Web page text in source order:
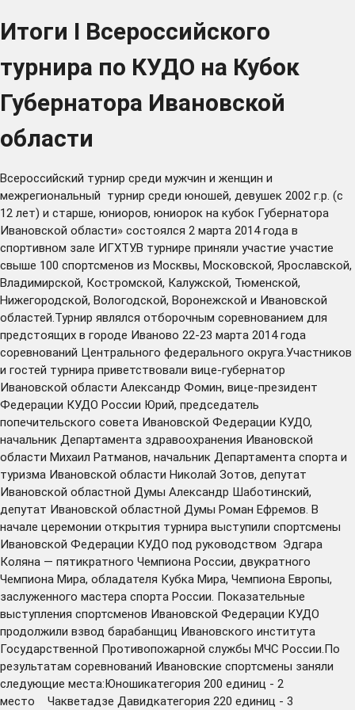
Итоги I Всероссийского
турнира по КУДО на Кубок
Губернатора Ивановской
области
Всероссийский турнир среди мужчин и женщин и
межрегиональный турнир среди юношей, девушек 2002 г.р. (с
12 лет) и старше, юниоров, юниорок на кубок Губернатора
Ивановской области» состоялся 2 марта 2014 года в
спортивном зале ИГХТУ.В турнире приняли участие участие
свыше 100 спортсменов из Москвы, Московской, Ярославской,
Владимирской, Костромской, Калужской, Тюменской,
Нижегородской, Вологодской, Воронежской и Ивановской
областей.Турнир являлся отборочным соревнованием для
предстоящих в городе Иваново 22-23 марта 2014 года
соревнований Центрального федерального округа.Участников
и гостей турнира приветствовали вице-губернатор
Ивановской области Александр Фомин, вице-президент
Федерации КУДО России Юрий, председатель
попечительского совета Ивановской Федерации КУДО,
начальник Департамента здравоохранения Ивановской
области Михаил Ратманов, начальник Департамента спорта и
туризма Ивановской области Николай Зотов, депутат
Ивановской областной Думы Александр Шаботинский,
депутат Ивановской областной Думы Роман Ефремов. В
начале церемонии открытия турнира выступили спортсмены
Ивановской Федерации КУДО под руководством Эдгара
Коляна — пятикратного Чемпиона России, двукратного
Чемпиона Мира, обладателя Кубка Мира, Чемпиона Европы,
заслуженного мастера спорта России. Показательные
выступления спортсменов Ивановской Федерации КУДО
продолжили взвод барабанщиц Ивановского института
Государственной Противопожарной службы МЧС России.По
результатам соревнований Ивановские спортсмены заняли
следующие места:Юношикатегория 200 единиц - 2
место Чакветадзе Давидкатегория 220 единиц - 3